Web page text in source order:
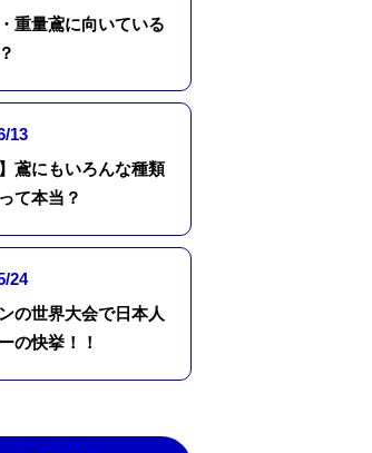
重量鳶に向いている
13
】鳶にもいろんな種類
て本当？
24
の世界大会で日本人
の快挙！！